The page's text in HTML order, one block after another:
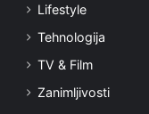
Lifestyle
Tehnologija
TV & Film
Zanimljivosti